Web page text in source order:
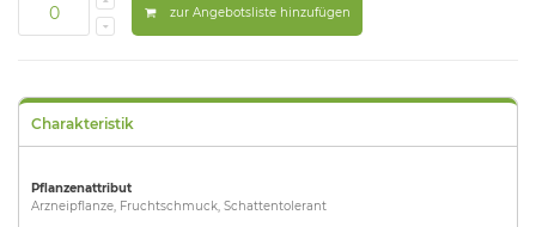
zur Angebotsliste hinzufügen
Charakteristik
Pflanzenattribut
Arzneipflanze, Fruchtschmuck, Schattentolerant